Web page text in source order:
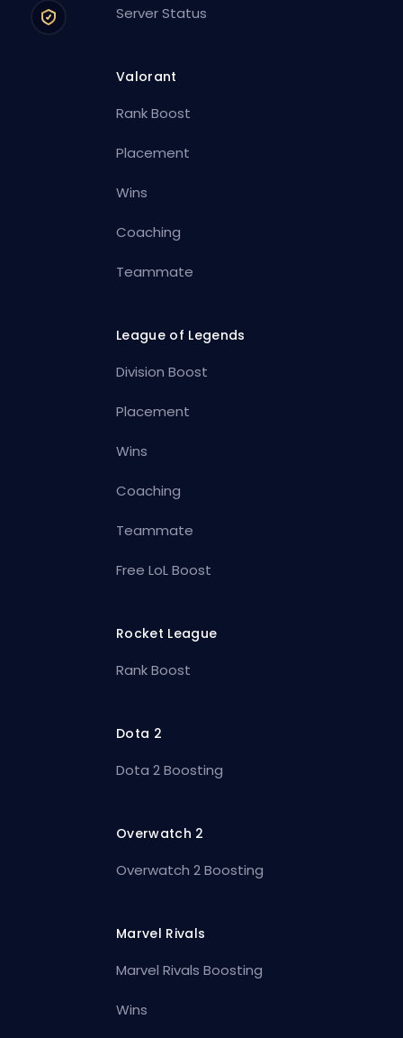
Server Status
Valorant
Rank Boost
Placement
Wins
Coaching
Teammate
League of Legends
Division Boost
Placement
Wins
Coaching
Teammate
Free LoL Boost
Rocket League
Rank Boost
Dota 2
Dota 2 Boosting
Overwatch 2
Overwatch 2 Boosting
Marvel Rivals
Marvel Rivals Boosting
Wins